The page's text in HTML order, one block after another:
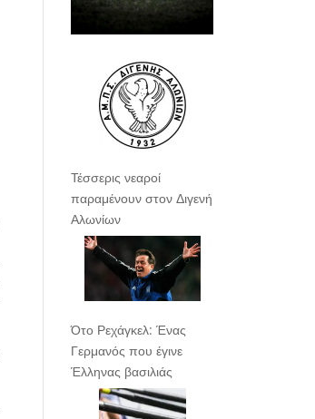
Τέσσερις νεαροί
παραμένουν στον Διγενή
Αλωνίων
Ότο Ρεχάγκελ: Ένας
Γερμανός που έγινε
Έλληνας βασιλιάς